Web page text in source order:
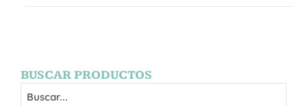
BUSCAR PRODUCTOS